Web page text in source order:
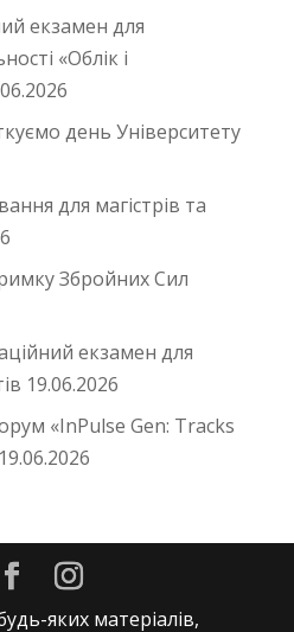
екзамен для
«Облік і
день Університету
для магістрів та
Збройних Сил
екзамен для
19.06.2026
«InPulse Gen: Tracks
19.06.2026
яких матеріалів,